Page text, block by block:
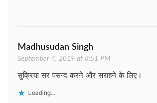
Madhusudan Singh
September 4, 2019 at 8:51 PM
सुक्रिया सर पसन्द करने और सराहने के लिए।
Loading...